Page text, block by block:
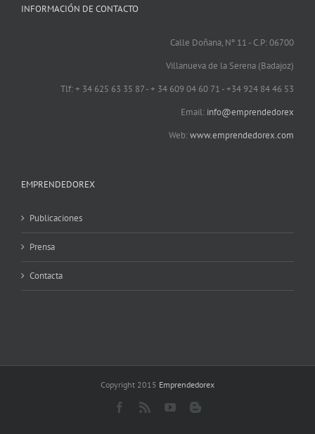
INFORMACIÓN DE CONTACTO
Calle Doñana, Nº 11 - C.P: 06700
Villanueva de la Serena (Badajoz)
Tlf: + 34 625 63 35 87 - + 34 609 04 60 71 - +34 924 84 46 53
Email: info@emprendedorex
Web:www.emprendedorex.com
EMPRENDEDOREX
Publicaciones
Prensa
Contacta
Copyright 2015 Emprendedorex
Facebook
Rss YouTubeBlogger